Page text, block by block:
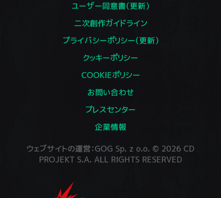
ユーザー同意書（更新）
二次創作ガイドライン
プライバシーポリシー（更新）
クッキーポリシー
COOKIEポリシー
お問い合わせ
プレスセンター
企業情報
ウェブサイトの運営：GOG Sp. z o.o. © 2026 CD
PROJEKT S.A. ALL RIGHTS RESERVED